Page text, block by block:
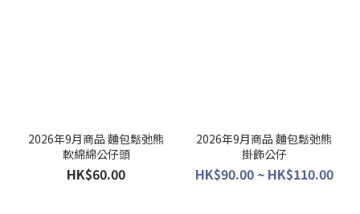
2026年9月商品 麵包鬆弛熊
軟綿綿公仔頭
HK$60.00
2026年9月商品 麵包鬆弛熊
掛飾公仔
HK$90.00 ~ HK$110.00